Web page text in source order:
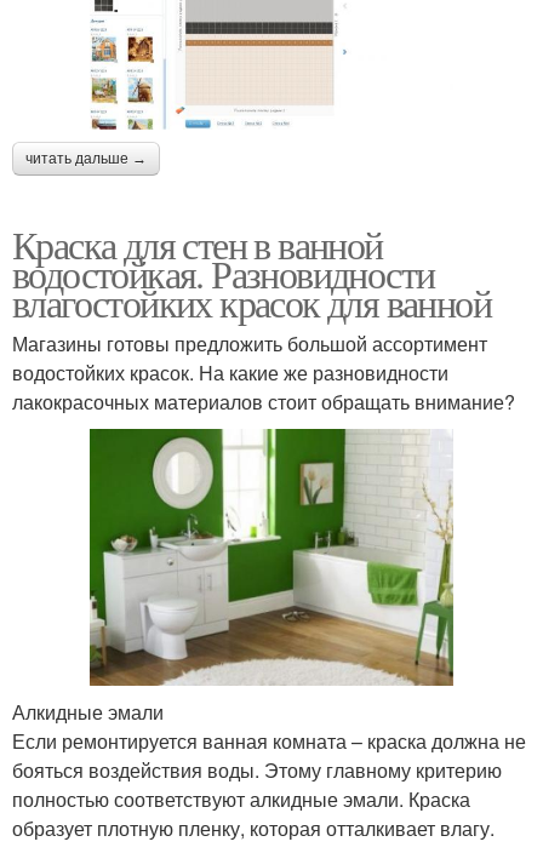
читать дальше →
Краска для стен в ванной
водостойкая. Разновидности
влагостойких красок для ванной
Магазины готовы предложить большой ассортимент
водостойких красок. На какие же разновидности
лакокрасочных материалов стоит обращать внимание?
Алкидные эмали
Если ремонтируется ванная комната – краска должна не
бояться воздействия воды. Этому главному критерию
полностью соответствуют алкидные эмали. Краска
образует плотную пленку, которая отталкивает влагу.